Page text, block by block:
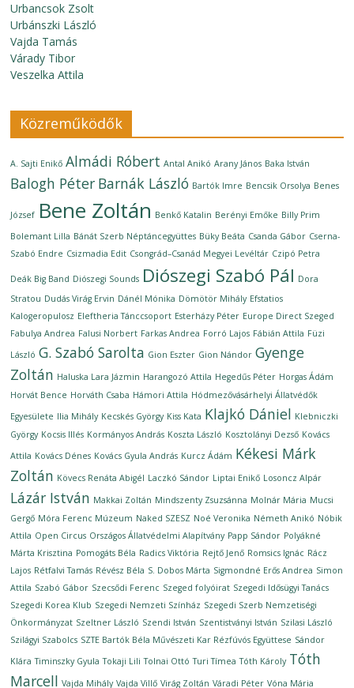
Urbancsok Zsolt
Urbánszki László
Vajda Tamás
Várady Tibor
Veszelka Attila
Közreműködők
A. Sajti Enikő Almádi Róbert Antal Anikó Arany János Baka István
Balogh Péter Barnák László Bartók Imre Bencsik Orsolya Benes
József Bene Zoltán Benkő Katalin Berényi Emőke Billy Prim
Bolemant Lilla Bánát Szerb Néptáncegyüttes Büky Beáta Csanda Gábor Cserna-
Szabó Endre Csizmadia Edit Csongrád–Csanád Megyei Levéltár Czipó Petra
Deák Big Band Diószegi Sounds Diószegi Szabó Pál Dora
Stratou Dudás Virág Ervin Dánél Mónika Dömötör Mihály Efstatios
Kalogeropulosz Eleftheria Tánccsoport Esterházy Péter Europe Direct Szeged
Fabulya Andrea Falusi Norbert Farkas Andrea Forró Lajos Fábián Attila Füzi
László G. Szabó Sarolta Gion Eszter Gion Nándor Gyenge
Zoltán Haluska Lara Jázmin Harangozó Attila Hegedűs Péter Horgas Ádám
Horvát Bence Horváth Csaba Hámori Attila Hódmezővásárhelyi Állatvédők
Egyesülete Ilia Mihály Kecskés György Kiss Kata Klajkó Dániel Klebniczki
György Kocsis Illés Kormányos András Koszta László Kosztolányi Dezső Kovács
Attila Kovács Dénes Kovács Gyula András Kurcz Ádám Kékesi Márk
Zoltán Kövecs Renáta Abigél Laczkó Sándor Liptai Enikő Losoncz Alpár
Lázár István Makkai Zoltán Mindszenty Zsuzsánna Molnár Mária Mucsi
Gergő Móra Ferenc Múzeum Naked SZESZ Noé Veronika Németh Anikó Nóbik
Attila Open Circus Országos Állatvédelmi Alapítvány Papp Sándor Polyákné
Márta Krisztina Pomogáts Béla Radics Viktória Rejtő Jenő Romsics Ignác Rácz
Lajos Rétfalvi Tamás Révész Béla S. Dobos Márta Sigmondné Erős Andrea Simon
Attila Szabó Gábor Szecsődi Ferenc Szeged folyóirat Szegedi Idősügyi Tanács
Szegedi Korea Klub Szegedi Nemzeti Színház Szegedi Szerb Nemzetiségi
Önkormányzat Szeltner László Szendi István Szentistványi István Szilasi László
Szilágyi Szabolcs SZTE Bartók Béla Művészeti Kar Rézfúvós Együttese Sándor
Klára Timinszky Gyula Tokaji Lili Tolnai Ottó Turi Tímea Tóth Károly Tóth
Marcell Vajda Mihály Vajda Villő Virág Zoltán Váradi Péter Vóna Mária